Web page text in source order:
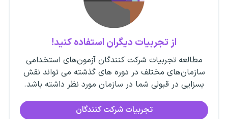
از تجربیات دیگران استفاده کنید!
مطالعه تجربیات شرکت کنندگان آزمون‌های استخدامی
سازمان‌های مختلف در دوره های گذشته می تواند نقش
بسزایی در قبولی شما در سازمان مورد نظر داشته باشد.
تجربیات شرکت کنندگان